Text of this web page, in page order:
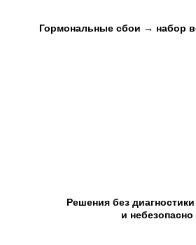
Гормональные сбои → набор
Решения без
и небезопасно